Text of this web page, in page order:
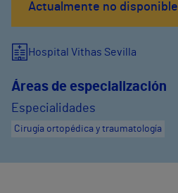
Actualmente no disponible
Hospital Vithas Sevilla
Áreas de especialización
Especialidades
Cirugía ortopédica y traumatología